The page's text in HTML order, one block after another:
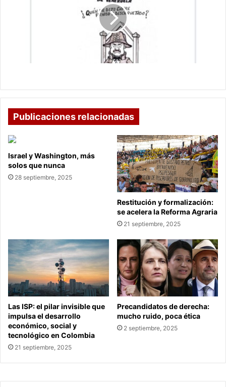
Publicaciones relacionadas
Israel y Washington, más
solos que nunca
28 septiembre, 2025
Restitución y formalización:
se acelera la Reforma Agraria
21 septiembre, 2025
Las ISP: el pilar invisible que
impulsa el desarrollo
económico, social y
tecnológico en Colombia
21 septiembre, 2025
Precandidatos de derecha:
mucho ruido, poca ética
2 septiembre, 2025